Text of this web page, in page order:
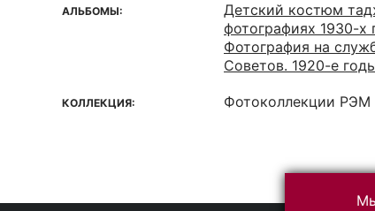
АЛЬБОМЫ:
Детский костюм
фотографиях 1930-х
Фотография на
Советов. 1920-е
КОЛЛЕКЦИЯ: Фотоколлекции РЭМ